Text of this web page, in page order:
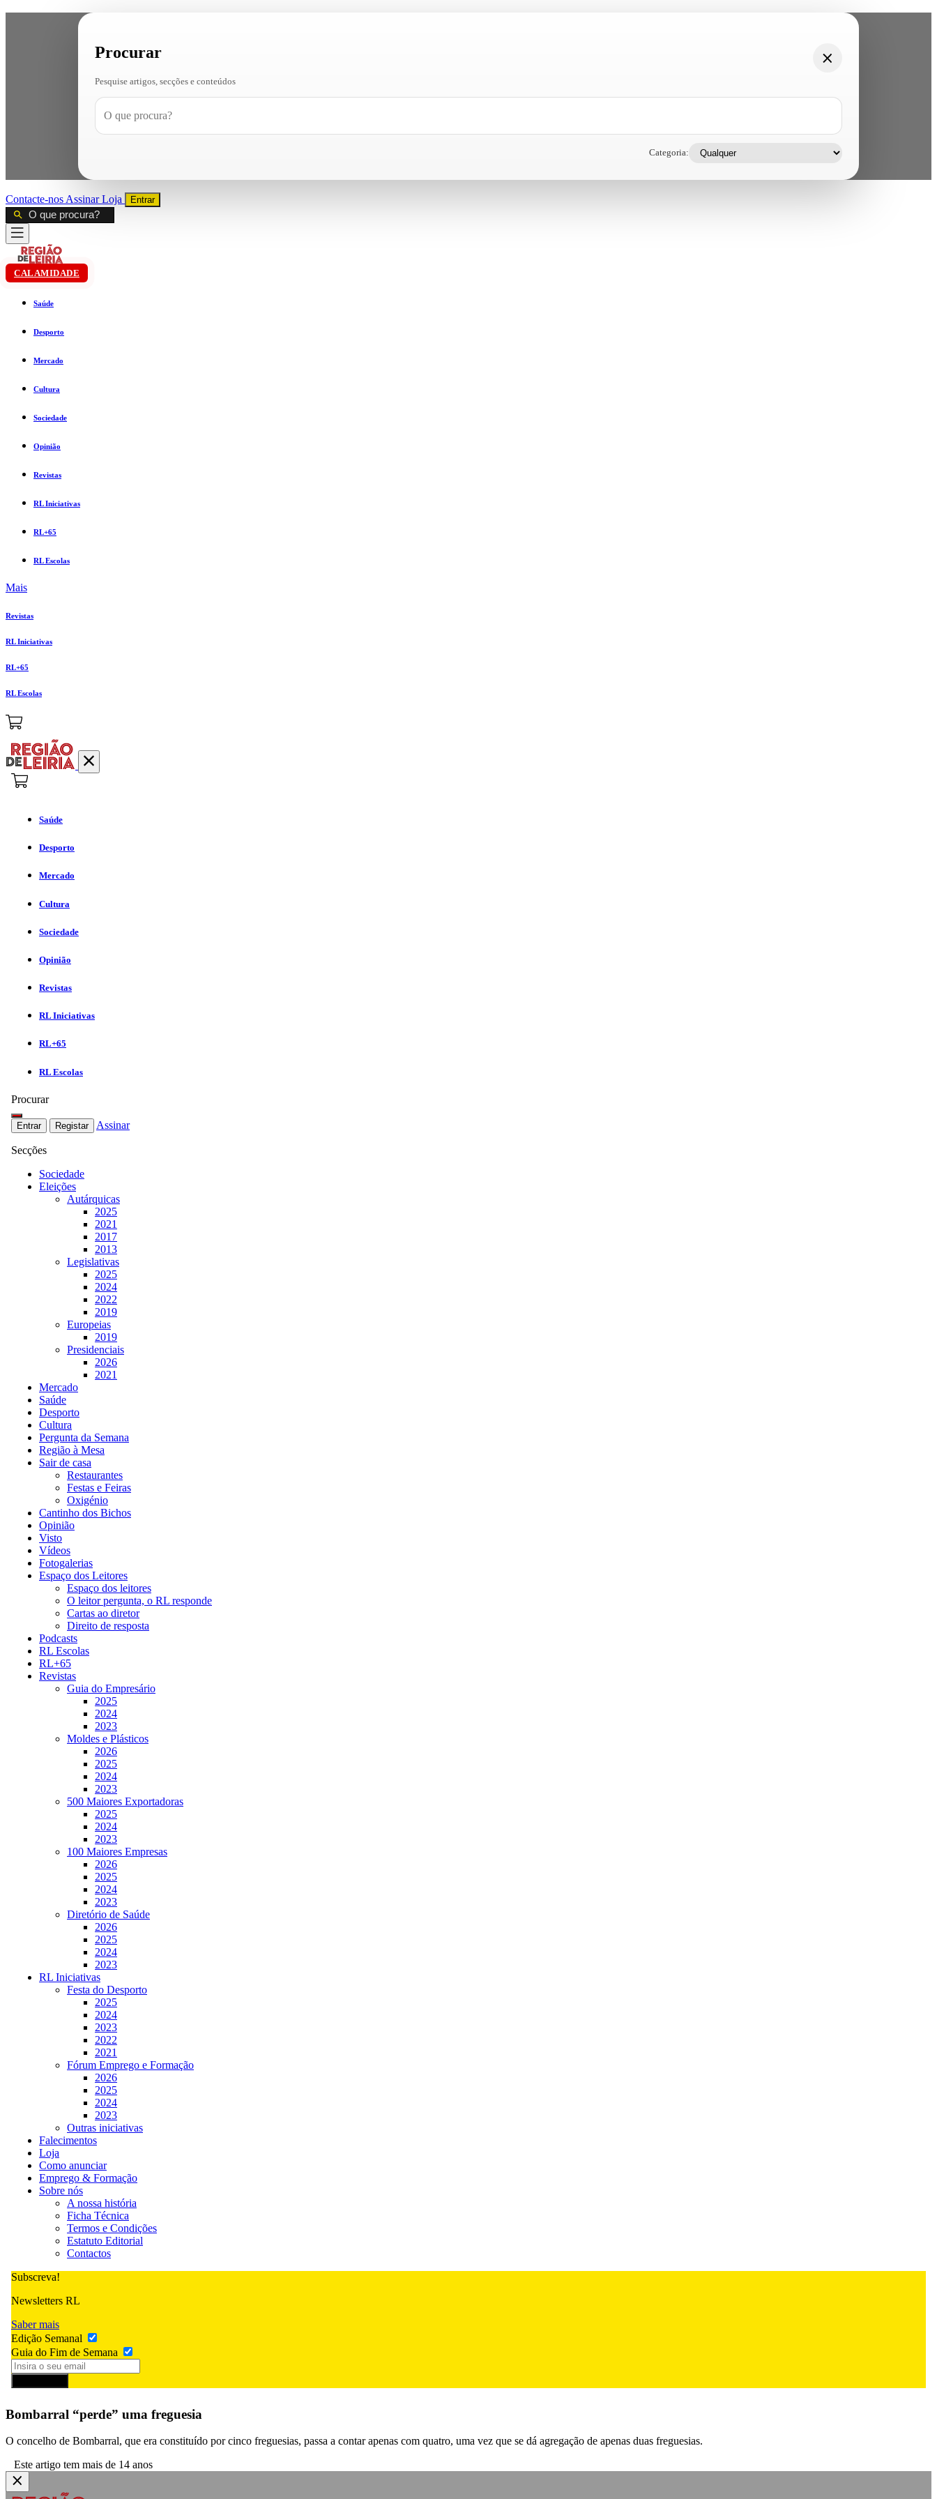
Procurar
Pesquise artigos, secções e conteúdos
Categoria:
Contacte-nos AssinarLoja Entrar
CALAMIDADE
Saúde
Desporto
Mercado
Cultura
Sociedade
Opinião
Revistas
RL Iniciativas
RL+65
RL Escolas
Mais
Revistas
RL Iniciativas
RL+65
RL Escolas
Saúde
Desporto
Mercado
Cultura
Sociedade
Opinião
Revistas
RL Iniciativas
RL+65
RL Escolas
Procurar
Entrar Registar Assinar
Secções
Sociedade
Eleições
Autárquicas
2025
2021
2017
2013
Legislativas
2025
2024
2022
2019
Europeias
2019
Presidenciais
2026
2021
Mercado
Saúde
Desporto
Cultura
Pergunta da Semana
Região à Mesa
Sair de casa
Restaurantes
Festas e Feiras
Oxigénio
Cantinho dos Bichos
Opinião
Visto
Vídeos
Fotogalerias
Espaço dos Leitores
Espaço dos leitores
O leitor pergunta, o RL responde
Cartas ao diretor
Direito de resposta
Podcasts
RL Escolas
RL+65
Revistas
Guia do Empresário
2025
2024
2023
Moldes e Plásticos
2026
2025
2024
2023
500 Maiores Exportadoras
2025
2024
2023
100 Maiores Empresas
2026
2025
2024
2023
Diretório de Saúde
2026
2025
2024
2023
RL Iniciativas
Festa do Desporto
2025
2024
2023
2022
2021
Fórum Emprego e Formação
2026
2025
2024
2023
Outras iniciativas
Falecimentos
Loja
Como anunciar
Emprego & Formação
Sobre nós
A nossa história
Ficha Técnica
Termos e Condições
Estatuto Editorial
Contactos
Subscreva!
Newsletters RL
Saber mais
Edição Semanal
Guia do Fim de Semana
Bombarral “perde” uma freguesia
O concelho de Bombarral, que era constituído por cinco freguesias, passa a contar apenas com quatro, uma vez que se dá agregação de apenas duas freguesias.
Este artigo tem mais de 14 anos